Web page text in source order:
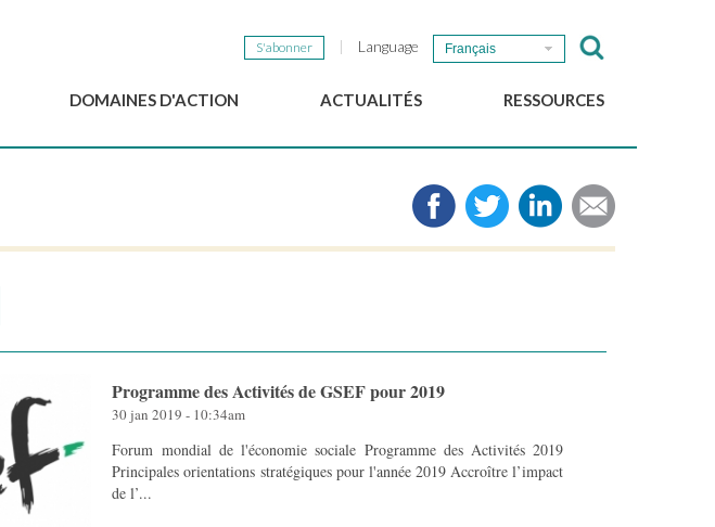
S'abonner Language Français
DOMAINES D'ACTION ACTUALITÉS
Newsletter du GSEF
RESSOURCES
Médias
Liens
Programme des Activités de GSEF pour 2019
30 jan 2019 - 10:34am
Forum mondial de l'économie sociale Programme des Activités 2019
Principales orientations stratégiques pour l'année 2019 Accroître l’impact
de l’...